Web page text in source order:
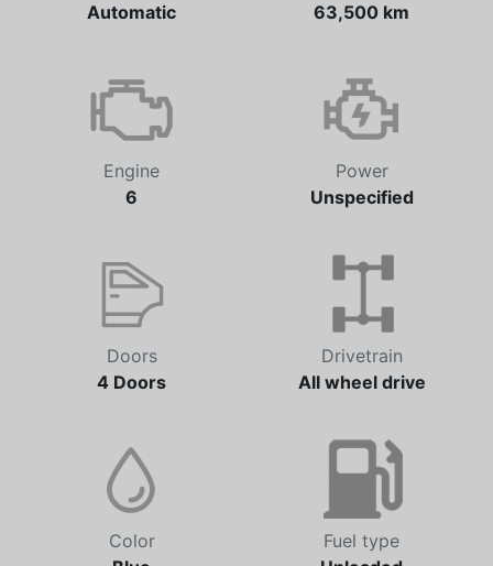
Automatic
63,500 km
Engine
6
Power
Unspecified
Doors
4 Doors
Drivetrain
All wheel drive
Color
Fuel type